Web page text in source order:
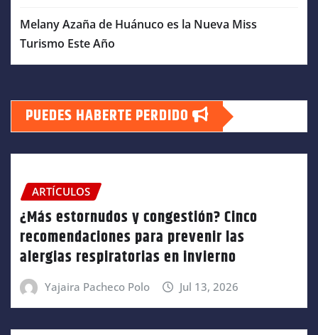
Melany Azaña de Huánuco es la Nueva Miss
Turismo Este Año
PUEDES HABERTE PERDIDO
ARTÍCULOS
¿Más estornudos y congestión? Cinco
recomendaciones para prevenir las
alergias respiratorias en invierno
Yajaira Pacheco Polo Jul 13, 2026